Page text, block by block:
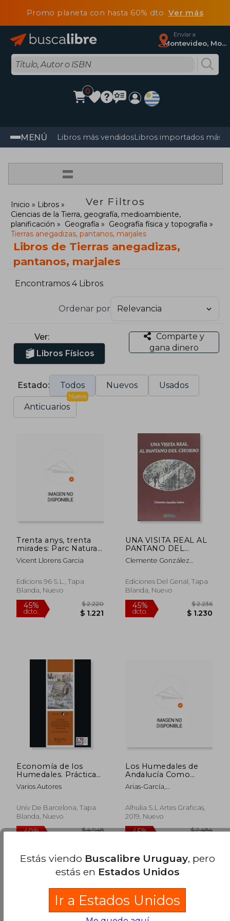
Promo planeta con hasta 60% dtoVer más
Enviar a
Montevideo, Montevideo
0
MENÚ Libros más vendidosLibros importados más
=
Ver Filtros
Inicio
Libros
Ciencias de la Tierra, geografía, medioambiente,
planificación
Geografía
Geografía física y topografía
Tierras anegadizas, pantanos, marjales
Libros de Tierras anegadizas,
pantanos, marjales
Encontramos 4 Libros
Ordenar por
Ver:
Libros Físicos
Comparte y
gana dinero
Estado: Todos Nuevos Usados
Anticuarios
Nuevo
Trenta anys, trenta
mirades: Parc Natural
de l'Albufera, 1986-
2016
Vicent Llorens Garcia
Edicions 96 S.L., Tapa
Blanda, Nuevo
UNA VISITA REAL AL
PANTANO DEL
CHORRO
Clemente González
Ediciones Del Genal, Tapa
Blanda, Nuevo
Economía de los
Humedales. Prácticas
Sostenibles y
Aprovechamientos
Varios Autores
Univ De Barcelona, Tapa
Blanda, Nuevo
Los Humedales de
Andalucía Como
Sistemas Socio-
Ecológicos:
Multidisciplinares
Arias-García,
Ruiz, Guillermo,Malpica
Cuello, Antonio, (Eds.)
Alhulia S.L Artes Graficas,
2019, Nuevo
Estás viendo Buscalibre Uruguay, pero
estás en Estados Unidos
Ir a Estados Unidos